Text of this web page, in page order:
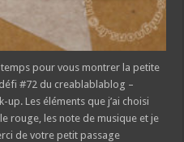
pour vous montrer la petite
#72 du creablablablog –
Les éléments que j’ai choisi
le rouge, les note de musique et je
de votre petit passage